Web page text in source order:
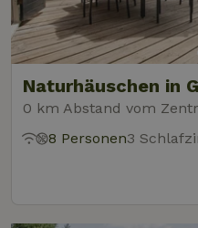
Naturhäuschen in
0 km Abstand vom
8 Personen3